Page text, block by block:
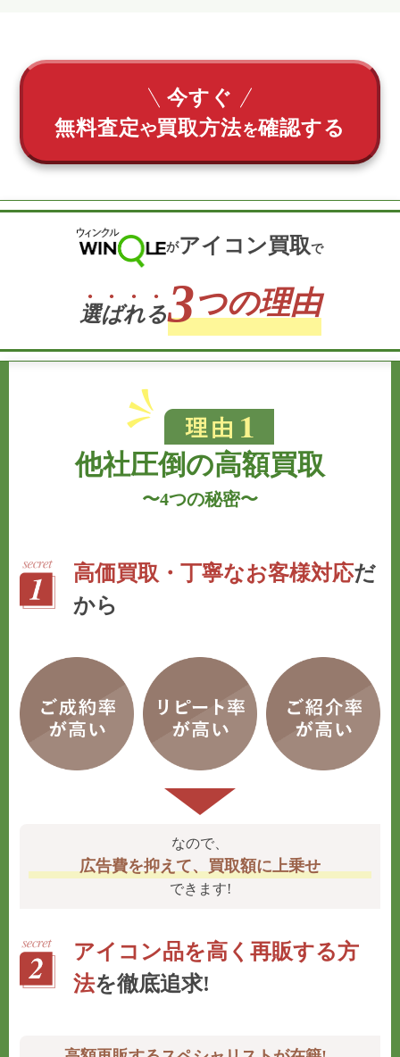
今すぐ
無料査定や買取方法を確認する
がアイコン買取で
選ばれる3つの理由
他社圧倒の高額買取
〜4つの秘密〜
高価買取・丁寧なお客様対応だ
から
なので、
広告費を抑えて、買取額に上乗せ
できます!
アイコン品を高く再販する方
法を徹底追求!